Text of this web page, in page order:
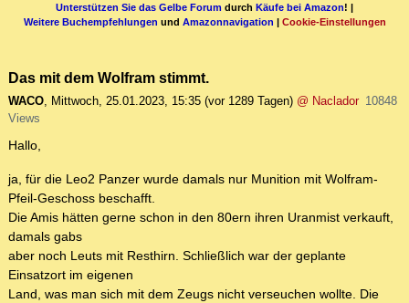
Unterstützen Sie das Gelbe Forum durch Käufe bei Amazon! |
Weitere Buchempfehlungen und Amazonnavigation | Cookie-Einstellungen
Das mit dem Wolfram stimmt.
WACO, Mittwoch, 25.01.2023, 15:35 (vor 1289 Tagen) @ Naclador 10848
Views
Hallo,
ja, für die Leo2 Panzer wurde damals nur Munition mit Wolfram-
Pfeil-Geschoss beschafft.
Die Amis hätten gerne schon in den 80ern ihren Uranmist verkauft,
damals gabs
aber noch Leuts mit Resthirn. Schließlich war der geplante
Einsatzort im eigenen
Land, was man sich mit dem Zeugs nicht verseuchen wollte. Die